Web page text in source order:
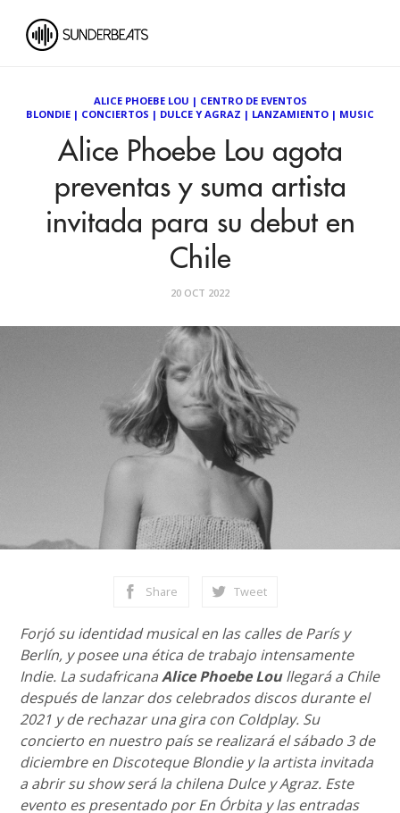
ALICE PHOEBE LOU | CENTRO DE EVENTOS
BLONDIE | CONCIERTOS | DULCE Y AGRAZ | LANZAMIENTO | MUSIC
Alice Phoebe Lou agota
preventas y suma artista
invitada para su debut en
Chile
20 OCT 2022
Share Tweet
Forjó su identidad musical en las calles de París y
Berlín, y posee una ética de trabajo intensamente
Indie. La sudafricanaAlice Phoebe Loullegará a Chile
después de lanzar dos celebrados discos durante el
2021 y de rechazar una gira con Coldplay. Su
concierto en nuestro país se realizará el sábado 3 de
diciembre en Discoteque Blondie y la artista invitada
a abrir su show será la chilena Dulce y Agraz. Este
evento es presentado por En Órbita y las entradas